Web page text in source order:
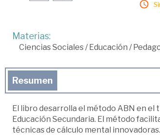
Materias:
Ciencias Sociales/Educación /
Resumen
El libro desarrolla el método ABN en el
Educación Secundaria. El método
técnicas de cálculo mental innovadoras.